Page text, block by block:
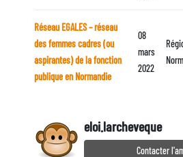
Réseau EGALES – réseau
des femmes cadres (ou
aspirantes) de la fonction
publique en Normandie
08
mars
2022
eloi.larcheveque
Contacter